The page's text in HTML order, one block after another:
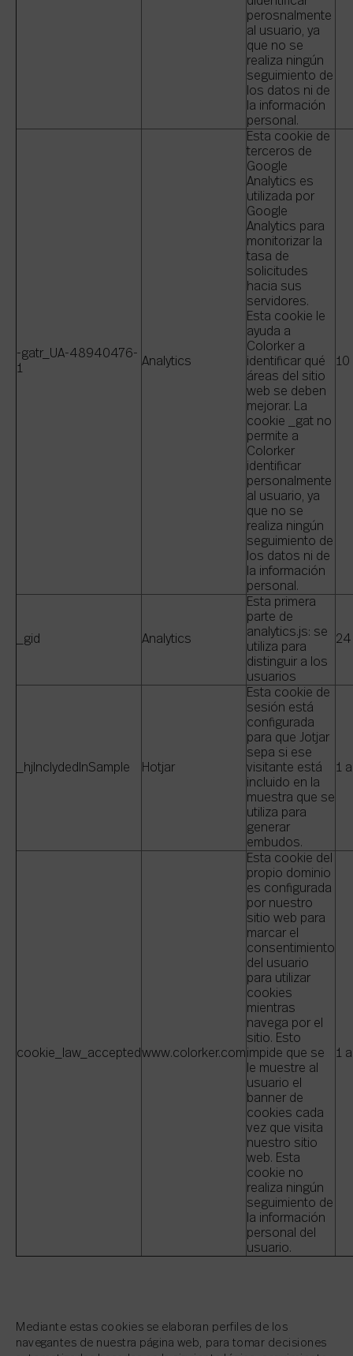
perosnalmente
al usuario, ya
que no se
realiza ningún
seguimiento de
los datos ni de
la información
personal.
-gatr_UA-48940476-
1
Analytics
Esta cookie de
terceros de
Google
Analytics es
utilizada por
Google
Analytics para
monitorizar la
tasa de
solicitudes
hacia sus
servidores.
Esta cookie le
ayuda a
Colorker a
identificar qué
áreas del sitio
web se deben
mejorar. La
cookie _gat no
permite a
Colorker
identificar
personalmente
al usuario, ya
que no se
realiza ningún
seguimiento de
los datos ni de
la información
personal.
10
_gid Analytics
Esta primera
parte de
analytics.js: se
utiliza para
distinguir a los
usuarios
_hjlnclydedlnSample Hotjar
Esta cookie de
sesión está
configurada
para que Jotjar
sepa si ese
visitante está
incluido en la
muestra que se
utiliza para
generar
embudos.
1
cookie_law_acceptedwww.colorker.com
Esta cookie del
propio dominio
es configurada
por nuestro
sitio web para
marcar el
consentimiento
del usuario
para utilizar
cookies
mientras
navega por el
sitio. Esto
impide que se
le muestre al
usuario el
banner de
cookies cada
vez que visita
nuestro sitio
web. Esta
cookie no
realiza ningún
seguimiento de
la información
personal del
usuario.
1
Mediante estas cookies se elaboran perfiles de los
navegantes de nuestra página web, para tomar decisiones